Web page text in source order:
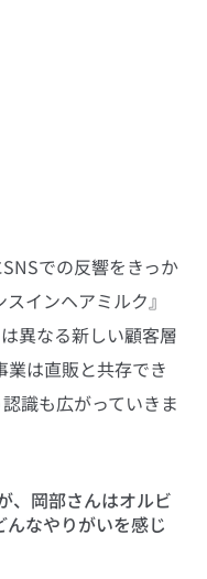
での反響をきっか
インヘアミルク』
異なる新しい顧客層
は直販と共存でき
識も広がっていきま
岡部さんはオルビ
なやりがいを感じ